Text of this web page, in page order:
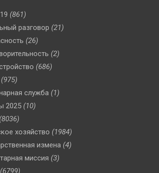
(861)
разговор (21)
(26)
(2)
(686)
(975)
служба (1)
2025 (10)
(8036)
хозяйство (1984)
измена (4)
миссия (3)
(6799)